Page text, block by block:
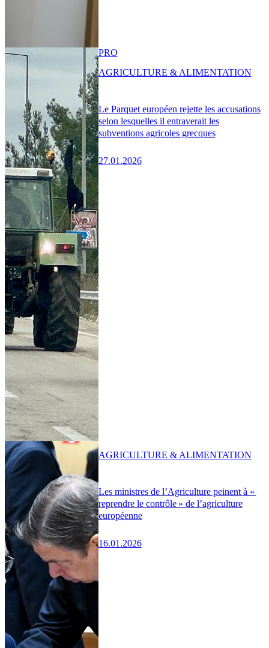
Le Parquet européen rejette les accusations
selon lesquelles il entraverait les
subventions agricoles grecques
27.01.2026
PRO
AGRICULTURE & ALIMENTATION
Les ministres de l’Agriculture peinent à «
reprendre le contrôle » de l’agriculture
européenne
16.01.2026
AGRICULTURE & ALIMENTATION